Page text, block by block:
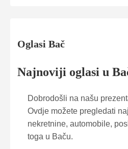
Oglasi Bač
Najnoviji oglasi u
Dobrodošli na našu
Ovdje možete pregledati
nekretnine, automobile,
toga u Baču.